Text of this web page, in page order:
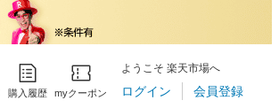
購入履歴 myクーポン
ようこそ 楽天市場へ
ログイン 会員登録